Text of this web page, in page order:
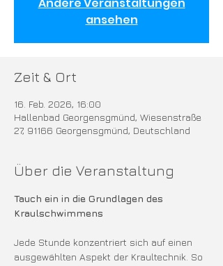
ansehen
Zeit & Ort
16. Feb. 2026, 16:00
Hallenbad Georgensgmünd, Wiesenstraße
27, 91166 Georgensgmünd, Deutschland
Über die Veranstaltung
Tauch ein in die Grundlagen des
Kraulschwimmens
Jede Stunde konzentriert sich auf einen
ausgewählten Aspekt der Kraultechnik. So